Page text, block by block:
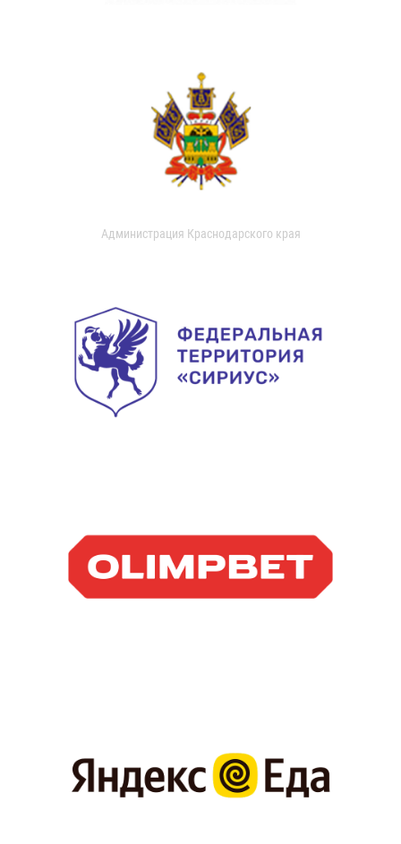
Администрация Краснодарского края